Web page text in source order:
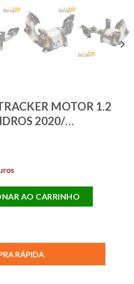
MOTOR 1.2
2020/…
AO CARRINHO
RÁPIDA